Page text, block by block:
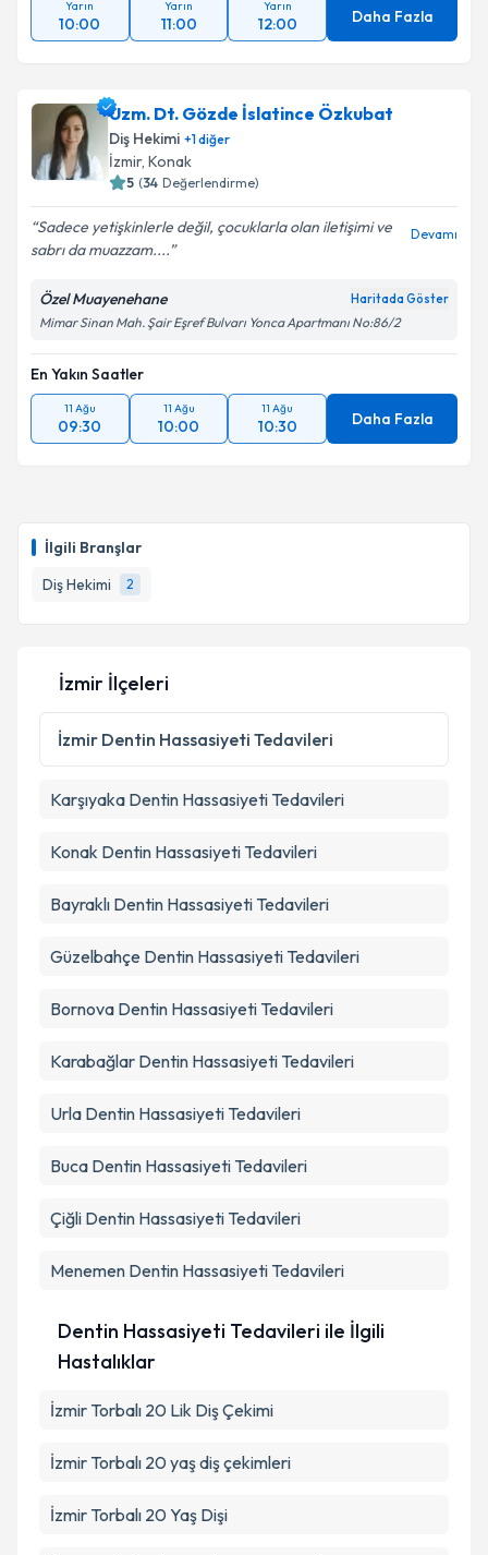
İlgili Branşlar
Diş Hekimi
2
Yarın
10:00
Yarın
11:00
Yarın
12:00 Daha Fazla
Uzm. Dt. Gözde İslatince Özkubat
Diş Hekimi +1diğer
İzmir, Konak
5 (34 Değerlendirme)
Sadece yetişkinlerle değil, çocuklarla olan iletişimi ve
sabrı da muazzam....
Devamı
Özel Muayenehane Haritada Göster
Mimar Sinan Mah. Şair Eşref Bulvarı Yonca Apartmanı No:86/2
En Yakın Saatler
11 Ağu
09:30
11 Ağu
10:00
11 Ağu
10:30 Daha Fazla
İzmir İlçeleri
İzmir Dentin Hassasiyeti Tedavileri
Karşıyaka Dentin Hassasiyeti Tedavileri
Konak Dentin Hassasiyeti Tedavileri
Bayraklı Dentin Hassasiyeti Tedavileri
Güzelbahçe Dentin Hassasiyeti Tedavileri
Bornova Dentin Hassasiyeti Tedavileri
Karabağlar Dentin Hassasiyeti Tedavileri
Urla Dentin Hassasiyeti Tedavileri
Buca Dentin Hassasiyeti Tedavileri
Çiğli Dentin Hassasiyeti Tedavileri
Menemen Dentin Hassasiyeti Tedavileri
Dentin Hassasiyeti Tedavileri ile İlgili
Hastalıklar
İzmir Torbalı 20 Lik Diş Çekimi
İzmir Torbalı 20 yaş diş çekimleri
İzmir Torbalı 20 Yaş Dişi